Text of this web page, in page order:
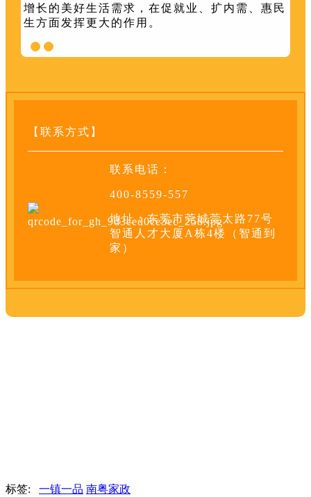
增长的美好生活需求，在促就业、扩内需、惠民
生方面发挥更大的作用。
【联系方式】
联系电话：
400-8559-557
地址：东莞市莞城莞太路77号
智通人才大厦A栋4楼（智通到
家）
标签: 一镇一品 南粤家政